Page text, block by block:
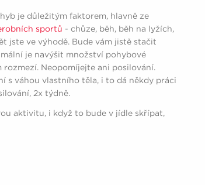
je důležitým faktorem, hlavně ze
sportů - chůze, běh, běh na lyžích,
jste ve výhodě. Bude vám jistě stačit
je navýšit množství pohybové
Neopomíjejte ani posilování.
s váhou vlastního těla, i to dá někdy práci
2x týdně.
aktivitu, i když to bude v jídle skřípat,